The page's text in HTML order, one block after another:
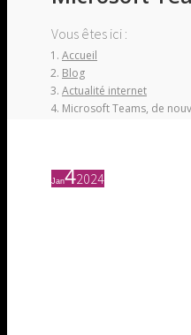
Vous êtes ici :
Accueil
Blog
Actualité internet
Microsoft Teams, de
Jan42024